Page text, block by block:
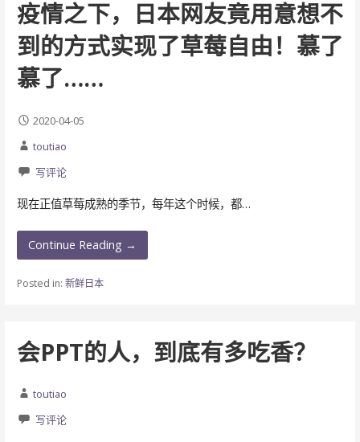
疫情之下，日本网友竟用意想不
到的方式实现了草莓自由！慕了
慕了……
2020-04-05
toutiao
写评论
现在正值草莓成熟的季节，每年这个时候，都…
Continue Reading →
Posted in: 新鲜日本
会PPT的人，到底有多吃香？
toutiao
写评论